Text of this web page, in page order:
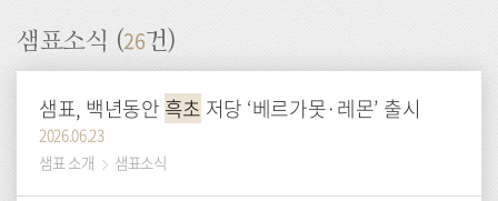
샘표소식 (26건)
샘표, 백년동안 흑초 저당 ‘베르가못·레몬’ 출시
2026.06.23
샘표 소개
샘표소식